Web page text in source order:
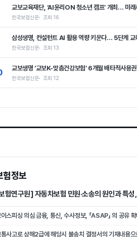
교보교육재단, ‘AI윤리ON 청소년 캠프’ 개최… 미
한국보험신문 조회 16
삼성생명, 컨설턴트 AI 활용 역량 키운다… 5단계 교
한국보험신문 조회 13
교보생명 ‘교보K-맞춤건강보험’ 6개월 배타적사용
한국보험신문 조회 12
험정보
험연구원] 자동차보험 민원·소송의 원인과 특
스피싱 의심 금융, 통신, 수사정보, 「ASAP」 의 공유